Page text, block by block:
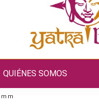
QUIÉNES SOMOS